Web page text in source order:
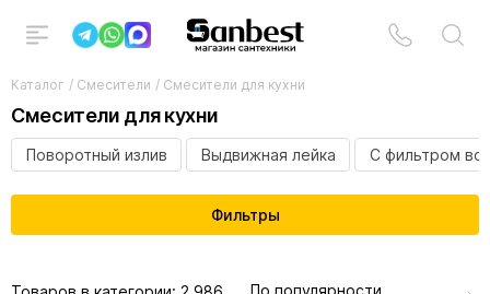
Каталог / Смесители / Смесители для кухни
Смесители для кухни
Поворотный излив Выдвижная лейка С фильтром
Фильтры
По популярности